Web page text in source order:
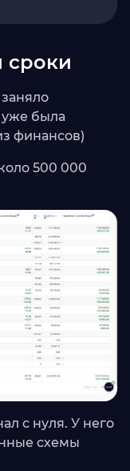
сроки
уже была
финансов)
500 000
с нуля. У него
схемы